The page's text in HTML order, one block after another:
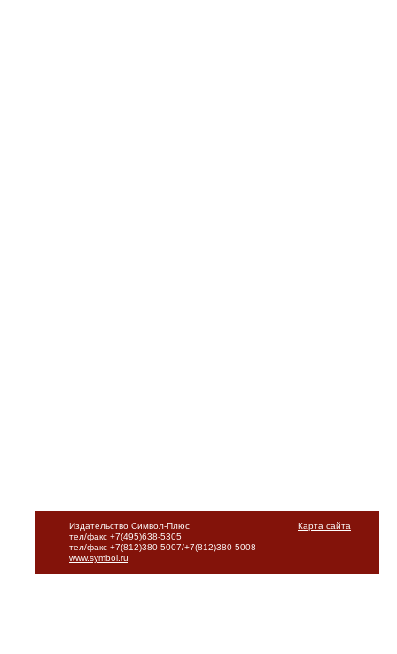
Карта сайта
Издательство Символ-Плюс
тел/факс +7(495)638-5305
тел/факс +7(812)380-5007/+7(812)380-5008
www.symbol.ru